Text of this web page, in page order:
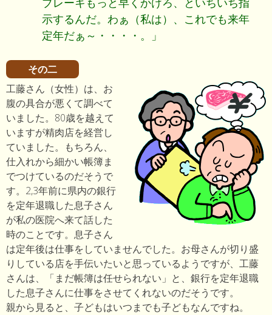
示するんだ。わぁ（私は）、これでも来年
定年だぁ～・・・・。」
その二
工藤さん（女性）は、お
腹の具合が悪くて調べて
いました。80歳を越えて
いますが精肉店を経営し
ていました。もちろん、
仕入れから細かい帳簿ま
でつけているのだそうで
す。2,3年前に県内の銀行
を定年退職した息子さん
が私の医院へ来て話した
時のことです。息子さん
は定年後は仕事をしていませんでした。お母さんが切り盛
りしている店を手伝いたいと思っているようですが、工藤
さんは、「まだ帳簿は任せられない」と、銀行を定年退職
した息子さんに仕事をさせてくれないのだそうです。
親から見ると、子どもはいつまでも子どもなんですね。